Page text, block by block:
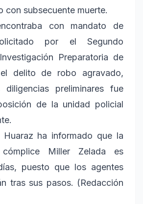
con subsecuente muerte.
con mandato de
por el Segundo
Preparatoria de
delito de robo agravado,
preliminares fue
de la unidad policial
ha informado que la
Miller Zelada es
puesto que los agentes
tras sus pasos. (Redacción